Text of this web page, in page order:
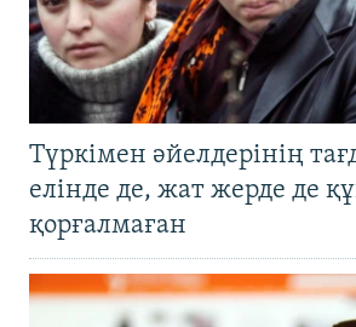
Түркімен әйелдерінің
елінде де, жат жерде де
қорғалмаған